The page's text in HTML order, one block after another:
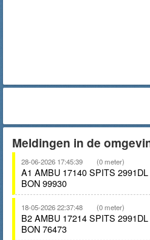
Meldingen in de
28-06-2026 17:45:39 (0 meter)
A1 AMBU 17140 SPITS
BON 99930
18-05-2026 22:37:48 (0 meter)
B2 AMBU 17214 SPITS
BON 76473